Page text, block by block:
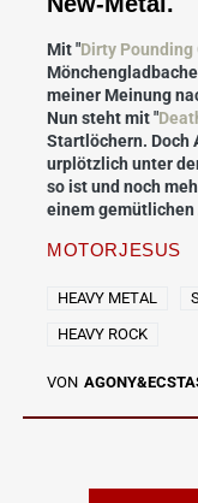
Mit "Dirty Pounding
meiner Meinung
Nun steht mit "
Startlöchern. Doch
urplötzlich unter
so ist und noch
einem gemütlichen
MOTORJESUS
HEAVY METAL
HEAVY ROCK
VON